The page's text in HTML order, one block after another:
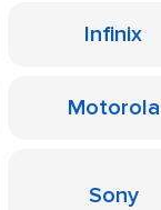
Infinix
Motorola
Sony